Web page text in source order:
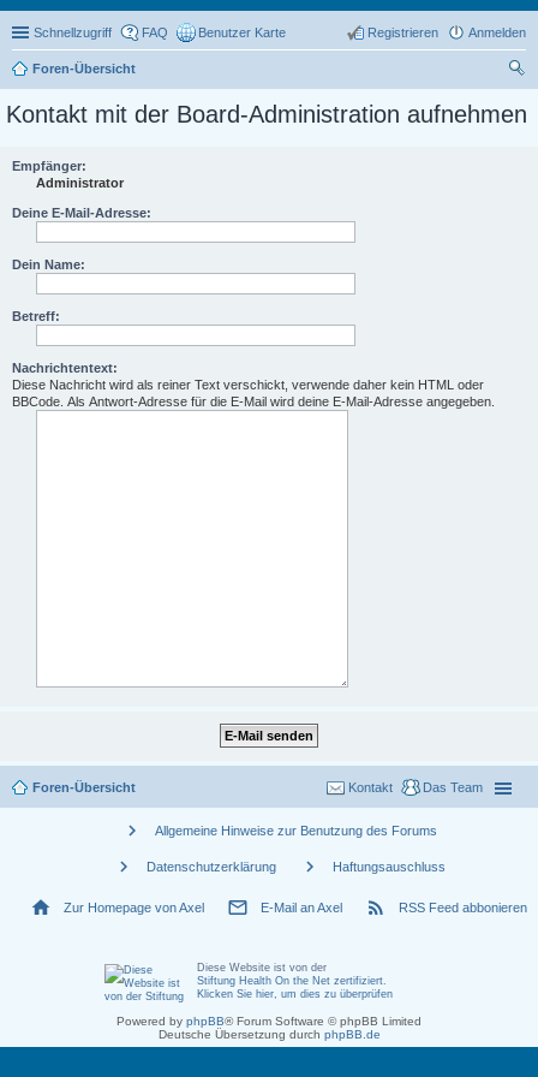
Schnellzugriff FAQ Benutzer Karte Anmelden
Registrieren
Foren-Übersicht
he
Kontakt mit der Board-Administration aufnehmen
Empfänger:
Administrator
Deine E-Mail-Adresse:
Dein Name:
Betreff:
Nachrichtentext:
Diese Nachricht wird als reiner Text verschickt, verwende daher kein HTML oder
BBCode. Als Antwort-Adresse für die E-Mail wird deine E-Mail-Adresse angegeben.
Foren-Übersicht Das Team
Kontakt
chevron_right Allgemeine Hinweise zur Benutzung des Forums
chevron_right Datenschutzerklärung chevron_right Haftungsauschluss
home Zur Homepage von Axel mail_outline E-Mail an Axel rss_feed RSS Feed abbonieren
Diese Website ist von der
Stiftung Health On the Net zertifiziert.
Klicken Sie hier, um dies zu überprüfen
Powered by phpBB® Forum Software © phpBB Limited
Deutsche Übersetzung durch phpBB.de